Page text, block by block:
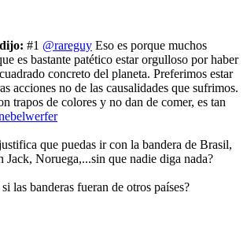
#1 @rareguy Eso es porque muchos
es bastante patético estar orgulloso por haber
concreto del planeta. Preferimos estar
acciones no de las causalidades que sufrimos.
trapos de colores y no dan de comer, es tan
que puedas ir con la bandera de Brasil,
Noruega,...sin que nadie diga nada?
las banderas fueran de otros países?